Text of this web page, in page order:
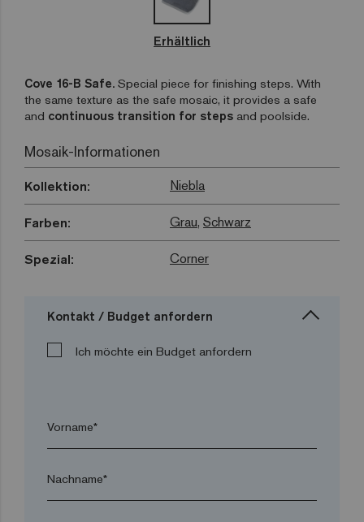
Erhältlich
Cove 16-B Safe. Special piece for finishing steps. With
the same texture as the safe mosaic, it provides a safe
and continuous transition for steps and poolside.
Mosaik-Informationen
Kollektion: Niebla
Farben: Grau, Schwarz
Spezial: Corner
Kontakt / Budget anfordern
Ich möchte ein Budget anfordern
Vorname*
Nachname*